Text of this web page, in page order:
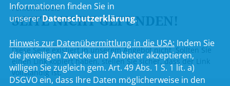
Fehlerhinweis
SEITE NICHT GEFUNDEN!
Diese Seite existiert in unserem Angebot nicht. Sollten Sie
einen Link kopiert haben, stellen Sie sicher, dass der Link
vollständig ist.
Informationen finden Sie in
unserer Datenschutzerklärung.
Hinweis zur Datenübermittlung in die USA: Indem Sie
die jeweiligen Zwecke und Anbieter akzeptieren,
willigen Sie zugleich gem. Art. 49 Abs. 1 S. 1 lit. a)
DSGVO ein, dass Ihre Daten möglicherweise in den